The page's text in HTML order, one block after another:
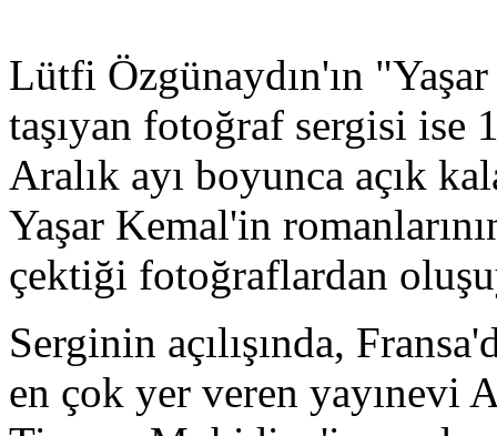
Lütfi Özgünaydın'ın
taşıyan fotoğraf sergisi ise
Aralık ayı boyunca açık
Yaşar Kemal'in
çektiği fotoğraflardan
Serginin açılışında,
en çok yer veren yayınevi